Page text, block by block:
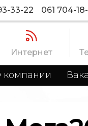
33-22 061 704-
Интернет
компании